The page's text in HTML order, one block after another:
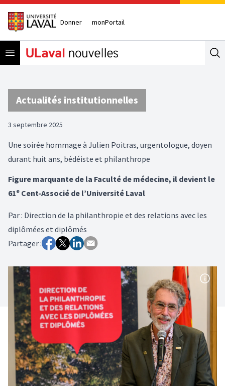
Donner monPortail
Open menu
Actualités institutionnelles
3 septembre 2025
Une soirée hommage à Julien Poitras, urgentologue, doyen
durant huit ans, bédéiste et philanthrope
Figure marquante de la Faculté de médecine, il devient le
61e Cent-Associé de l’Université Laval
Par: Direction de la philanthropie et des relations avec les
diplômées et diplômés
Partager :